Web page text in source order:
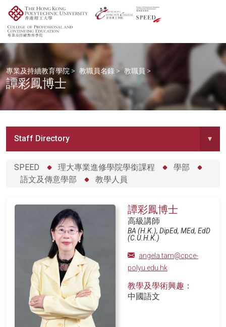
專業及持續教育學院 > 教職員名錄 > 教職員 >
譚彩鳳博士
Staff Directory ▾
SPEED 理大專業進修學院學銜課程
學部
語文及傳意學部
教學人員
譚彩鳳博士
高級講師
BA (H.K.), DipEd, MEd, EdD
(C.U.H.K.)
angela.tam@cpce-
polyu.edu.hk
教學及學術興趣：
中國語文